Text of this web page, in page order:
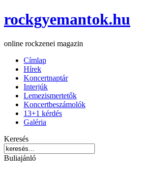
rockgyemantok.hu
online rockzenei magazin
Címlap
Hírek
Koncertnaptár
Interjúk
Lemezismertetők
Koncertbeszámolók
13+1 kérdés
Galéria
Keresés
Buliajánló